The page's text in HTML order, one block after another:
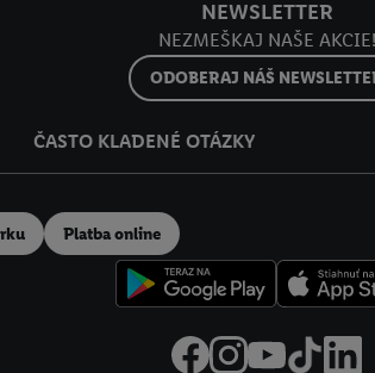
NEWSLETTER
NEZMEŠKAJ NAŠE AKCIE!
ODOBERAJ NÁŠ
ČASTO KLADENÉ OTÁZKY
Platba online